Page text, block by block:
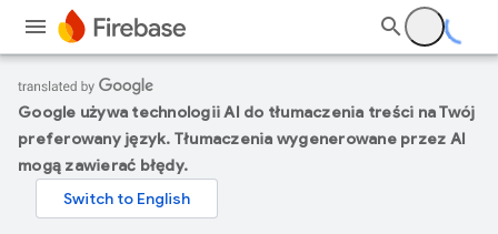
Google używa technologii AI do tłumaczenia treści na Twój
preferowany język. Tłumaczenia wygenerowane przez AI
mogą zawierać błędy.